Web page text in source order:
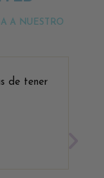
A NUESTRO
de tener